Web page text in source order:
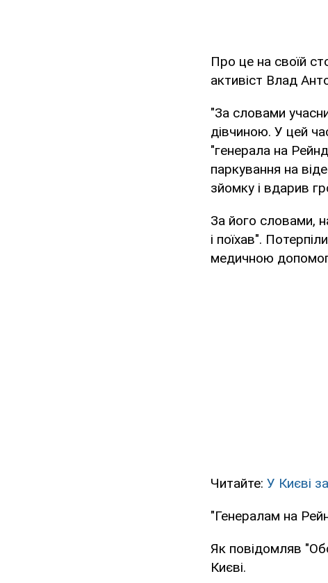
Про це на своїй
активіст Влад
"За словами
дівчиною. У цей
"генерала на
паркування на
зйомку і вдарив
За його словами,
і поїхав".
медичною
Читайте: У Києві
"Генералам на
Як повідомляв
Києві.